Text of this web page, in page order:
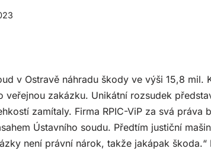
v Ostravě náhradu škody ve výši 15,8 mil.
veřejnou zakázku. Unikátní rozsudek
zamítaly. Firma RPIC-ViP za svá práva
Ústavního soudu. Předtím justiční
není právní nárok, takže jakápak